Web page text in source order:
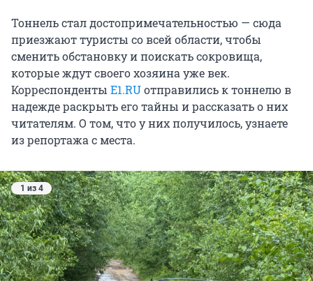
Тоннель стал достопримечательностью — сюда
приезжают туристы со всей области, чтобы
сменить обстановку и поискать сокровища,
которые ждут своего хозяина уже век.
Корреспонденты E1.RUотправились к тоннелю в
надежде раскрыть его тайны и рассказать о них
читателям. О том, что у них получилось, узнаете
из репортажа с места.
1 из 4